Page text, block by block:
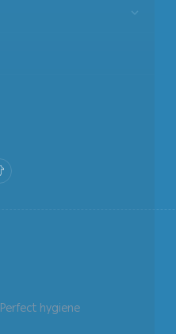
Perfect hygiene